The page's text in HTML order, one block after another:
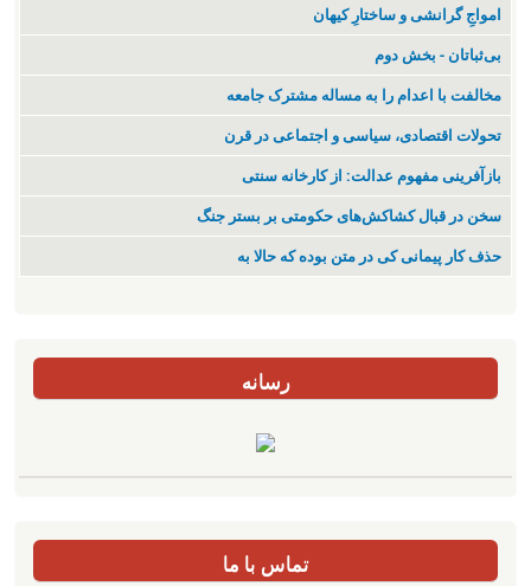
‌امواجِ گرانشی و ساختارِ کیهان
بی‌ثباتان - بخش دوم
مخالفت با اعدام را به مساله مشترک جامعه
تحولات اقتصادی، سیاسی و اجتماعی در قرن
بازآفرینی مفهوم عدالت: از کارخانه سنتی
سخن در قبال کشاکش‌های حکومتی بر بستر جنگ
حذف کار پیمانی کی در متن بودە کە حالا بە
رسانه
تماس با ما